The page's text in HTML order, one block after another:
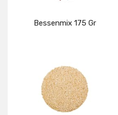
Bessenmix 175 Gr
Details